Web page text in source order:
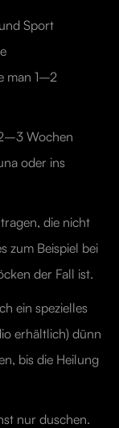
Sport
man 1–2
Wochen
oder ins
die nicht
zum Beispiel bei
der Fall ist.
ein spezielles
erhältlich) dünn
bis die Heilung
nur duschen.